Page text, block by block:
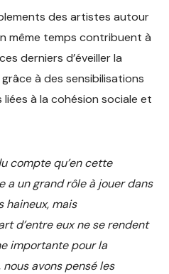
des artistes autour
même temps contribuent à
derniers d’éveiller la
à des sensibilisations
à la cohésion sociale et
compte qu’en cette
a un grand rôle à jouer dans
haineux, mais
d’entre eux ne se rendent
importante pour la
avons pensé les